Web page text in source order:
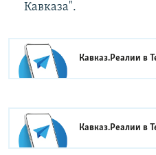
Кавказа".
Кавказ.Реалии в
Кавказ.Реалии в